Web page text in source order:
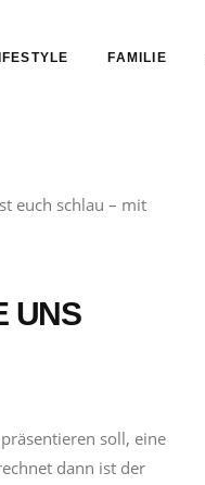
FAMILIE
UNS
soll, eine
dann ist der